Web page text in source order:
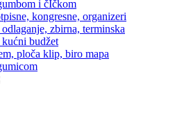
i čIčkom
kongresne, organizeri
zbirna, terminska
budžet
ploča klip, biro mapa